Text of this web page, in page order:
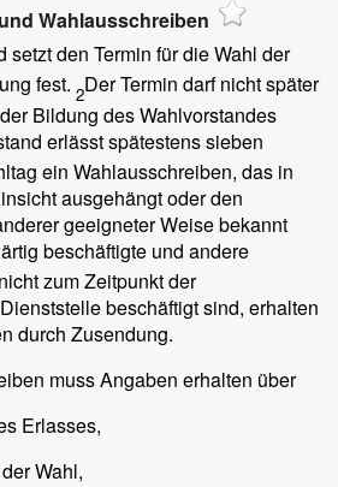
Wahlausschreiben
setzt den Termin für die Wahl der
fest. 2Der Termin darf nicht später
Bildung des Wahlvorstandes
erlässt spätestens sieben
ein Wahlausschreiben, das in
ausgehängt oder den
geeigneter Weise bekannt
beschäftigte und andere
zum Zeitpunkt der
beschäftigt sind, erhalten
durch Zusendung.
muss Angaben erhalten über
Erlasses,
Wahl,